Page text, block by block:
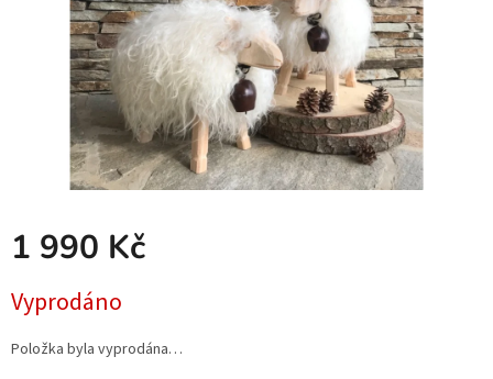
1 990 Kč
cena:
Vyprodáno
Položka byla vyprodána…